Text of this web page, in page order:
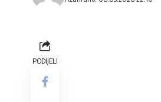
PODIJELI